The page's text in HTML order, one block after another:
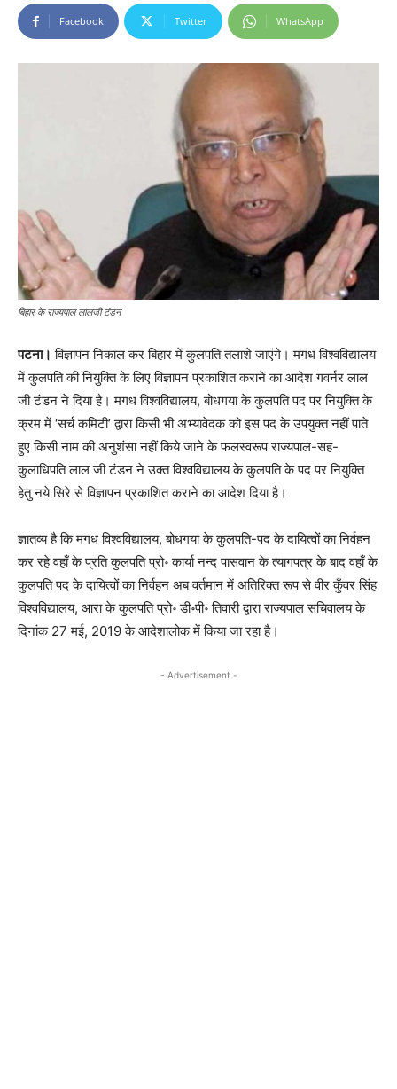
Facebook Twitter WhatsApp
बिहार के राज्यपाल लालजी टंडन
पटना। विज्ञापन निकाल कर बिहार में कुलपति तलाशे जाएंगे। मगध विश्वविद्यालय
में कुलपति की नियुक्ति के लिए विज्ञापन प्रकाशित कराने का आदेश गवर्नर लाल
जी टंडन ने दिया है। मगध विश्वविद्यालय, बोधगया के कुलपति पद पर नियुक्ति के
क्रम में ‘सर्च कमिटी’ द्वारा किसी भी अभ्यावेदक को इस पद के उपयुक्त नहीं पाते
हुए किसी नाम की अनुशंसा नहीं किये जाने के फलस्वरूप राज्यपाल-सह-
कुलाधिपति लाल जी टंडन ने उक्त विश्वविद्यालय के कुलपति के पद पर नियुक्ति
हेतु नये सिरे से विज्ञापन प्रकाशित कराने का आदेश दिया है।
ज्ञातव्य है कि मगध विश्वविद्यालय, बोधगया के कुलपति-पद के दायित्वों का निर्वहन
कर रहे वहाँ के प्रति कुलपति प्रो॰ कार्या नन्द पासवान के त्यागपत्र के बाद वहाँ के
कुलपति पद के दायित्वों का निर्वहन अब वर्तमान में अतिरिक्त रूप से वीर कुँवर सिंह
विश्वविद्यालय, आरा के कुलपति प्रो॰ डी॰पी॰ तिवारी द्वारा राज्यपाल सचिवालय के
दिनांक 27 मई, 2019 के आदेशालोक में किया जा रहा है।
- Advertisement -